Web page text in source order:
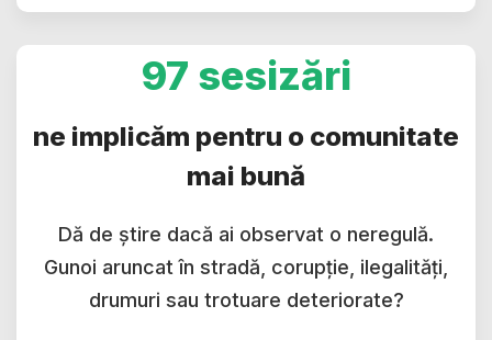
97 sesizări
ne implicăm pentru o comunitate
mai bună
Dă de știre dacă ai observat o neregulă.
Gunoi aruncat în stradă, corupție, ilegalități,
drumuri sau trotuare deteriorate?